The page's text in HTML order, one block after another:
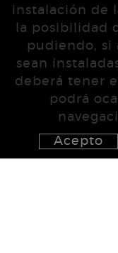
instalación de
la posibilidad
pudiendo, si
sean
deberá tener
podrá
Acepto